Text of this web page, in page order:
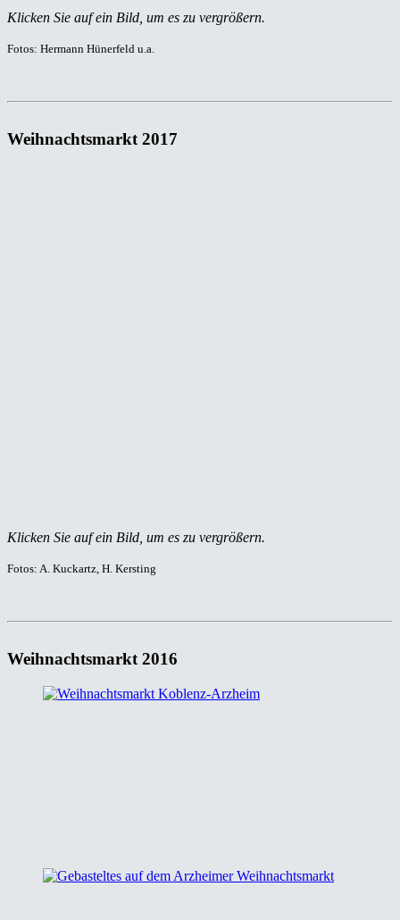
Klicken Sie auf ein Bild, um es zu vergrößern.
Fotos: Hermann Hünerfeld u.a.
Weihnachtsmarkt 2017
Klicken Sie auf ein Bild, um es zu vergrößern.
Fotos: A. Kuckartz, H. Kersting
Weihnachtsmarkt 2016